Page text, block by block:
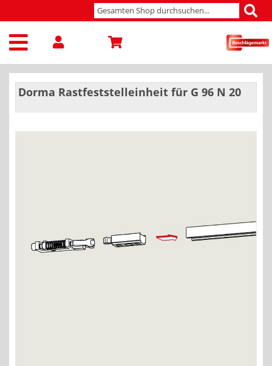
Dorma Rastfeststelleinheit für G 96 N 20